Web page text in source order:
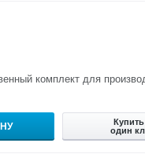
комплект для
один